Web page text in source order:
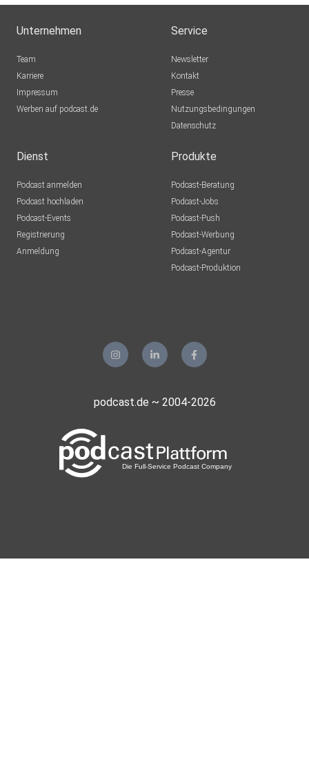
Unternehmen
Team
Karriere
Impressum
Werben auf podcast.de
Service
Newsletter
Kontakt
Presse
Nutzungsbedingungen
Datenschutz
Dienst
Podcast anmelden
Podcast hochladen
Podcast-Events
Registrierung
Anmeldung
Produkte
Podcast-Beratung
Podcast-Jobs
Podcast-Push
Podcast-Werbung
Podcast-Agentur
Podcast-Produktion
podcast.de ~ 2004-2026